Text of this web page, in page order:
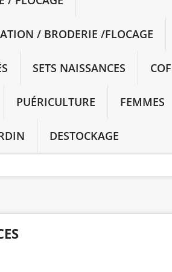
/ BRODERIE /FLOCAGE
SETS NAISSANCES
PUÉRICULTURE FEMMES
DESTOCKAGE